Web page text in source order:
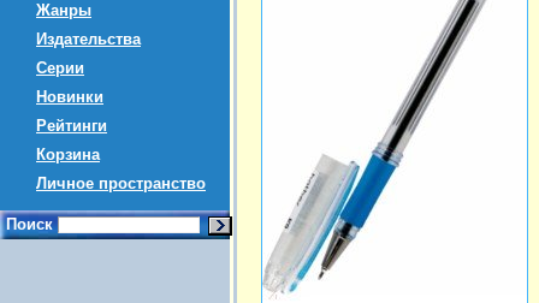
Жанры
Издательства
Серии
Новинки
Рейтинги
Корзина
Личное пространство
Поиск